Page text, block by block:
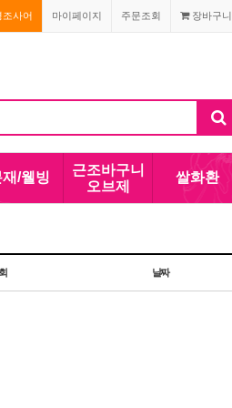
장바구니
주문조회
마이페이지
조사어
/웰빙
근조바구니
오브제
쌀화환
날짜